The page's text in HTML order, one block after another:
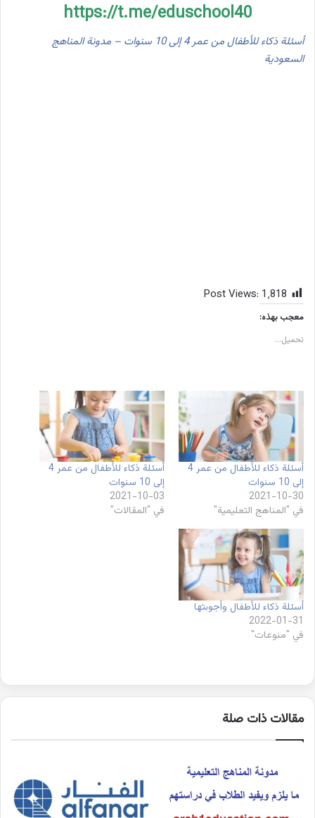
https://t.me/eduschool40
أسئلة ذكاء للأطفال من عمر 4 إلى 10 سنوات – مدونة المناهج
السعودية
Post Views: 1٬818
معجب بهذه:
تحميل...
أسئلة ذكاء للأطفال من عمر 4
إلى 10 سنوات
2021-10-30
في "المناهج التعليمية"
أسئلة ذكاء للأطفال من عمر 4
إلى 10 سنوات
2021-10-03
في "المقالات"
أسئلة ذكاء للأطفال وأجوبتها
2022-01-31
في "منوعات"
مقالات ذات صلة